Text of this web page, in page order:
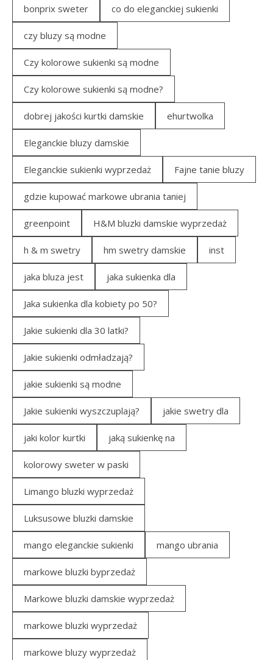
bonprix sweter co do eleganckiej sukienki
czy bluzy są modne
Czy kolorowe sukienki są modne
Czy kolorowe sukienki są modne?
dobrej jakości kurtki damskie ehurtwolka
Eleganckie bluzy damskie
Eleganckie sukienki wyprzedaż Fajne tanie bluzy
gdzie kupować markowe ubrania taniej
greenpoint H&M bluzki damskie wyprzedaż
h & m swetry hm swetry damskie inst
jaka bluza jest jaka sukienka dla
Jaka sukienka dla kobiety po 50?
Jakie sukienki dla 30 latki?
Jakie sukienki odmładzają?
jakie sukienki są modne
Jakie sukienki wyszczuplają? jakie swetry dla
jaki kolor kurtki jaką sukienkę na
kolorowy sweter w paski
Limango bluzki wyprzedaż
Luksusowe bluzki damskie
mango eleganckie sukienki mango ubrania
markowe bluzki byprzedaż
Markowe bluzki damskie wyprzedaż
markowe bluzki wyprzedaż
markowe bluzy wyprzedaż